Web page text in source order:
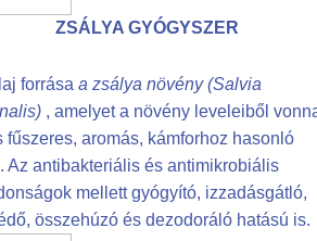
ZSÁLYA GYÓGYSZER
forrása a zsálya növény (Salvia
, amelyet a növény leveleiből
fűszeres, aromás, kámforhoz hasonló
Az antibakteriális és antimikrobiális
mellett gyógyító, izzadásgátló,
összehúzó és dezodoráló hatású is.